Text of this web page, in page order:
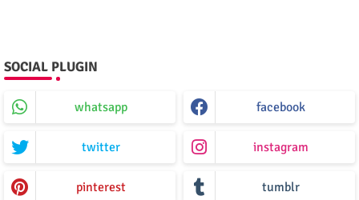
SOCIAL PLUGIN
whatsapp facebook
twitter instagram
pinterest tumblr